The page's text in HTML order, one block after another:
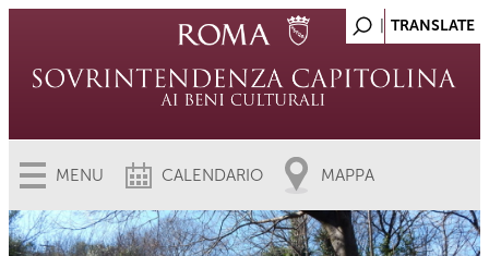
MENU CALENDARIO MAPPA